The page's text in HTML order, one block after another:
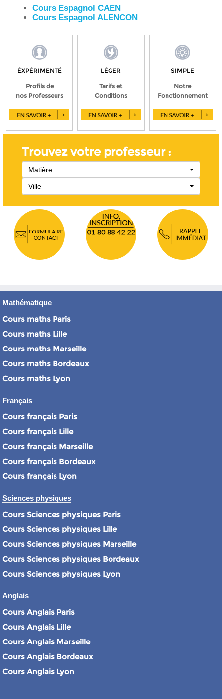
Cours Espagnol CAEN
Cours Espagnol ALENCON
ÉXPÉRIMENTÉ
Profils de
nos Professeurs
LÉGER
Tarifs et
Conditions
SIMPLE
Notre
Fonctionnement
Trouvez votre professeur :
Matière
Ville
Mathématique
Cours maths Paris
Cours maths Lille
Cours maths Marseille
Cours maths Bordeaux
Cours maths Lyon
Français
Cours français Paris
Cours français Lille
Cours français Marseille
Cours français Bordeaux
Cours français Lyon
Sciences physiques
Cours Sciences physiques Paris
Cours Sciences physiques Lille
Cours Sciences physiques Marseille
Cours Sciences physiques Bordeaux
Cours Sciences physiques Lyon
Anglais
Cours Anglais Paris
Cours Anglais Lille
Cours Anglais Marseille
Cours Anglais Bordeaux
Cours Anglais Lyon